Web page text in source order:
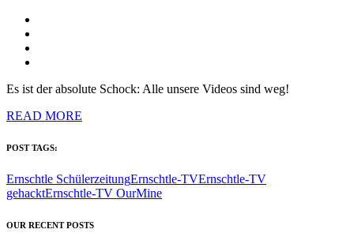
Es ist der absolute Schock: Alle unsere Videos sind weg!
READ MORE
POST TAGS:
Ernschtle SchülerzeitungErnschtle-TVErnschtle-TV
gehacktErnschtle-TV OurMine
OUR RECENT POSTS